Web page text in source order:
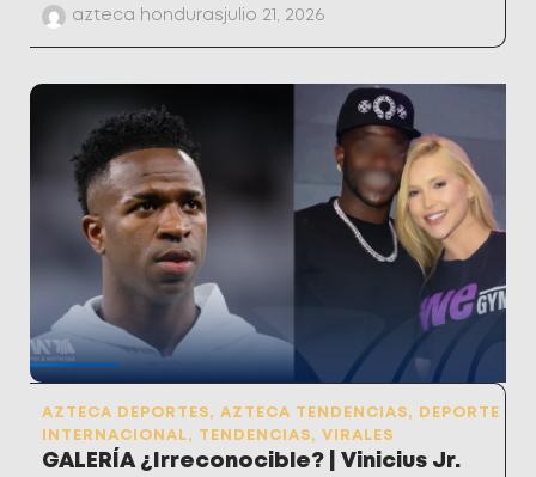
azteca hondurasjulio 21, 2026
AZTECA DEPORTES, AZTECA TENDENCIAS,
DEPORTE
INTERNACIONAL, TENDENCIAS, VIRALES
GALERÍA ¿Irreconocible? | Vinicius Jr.